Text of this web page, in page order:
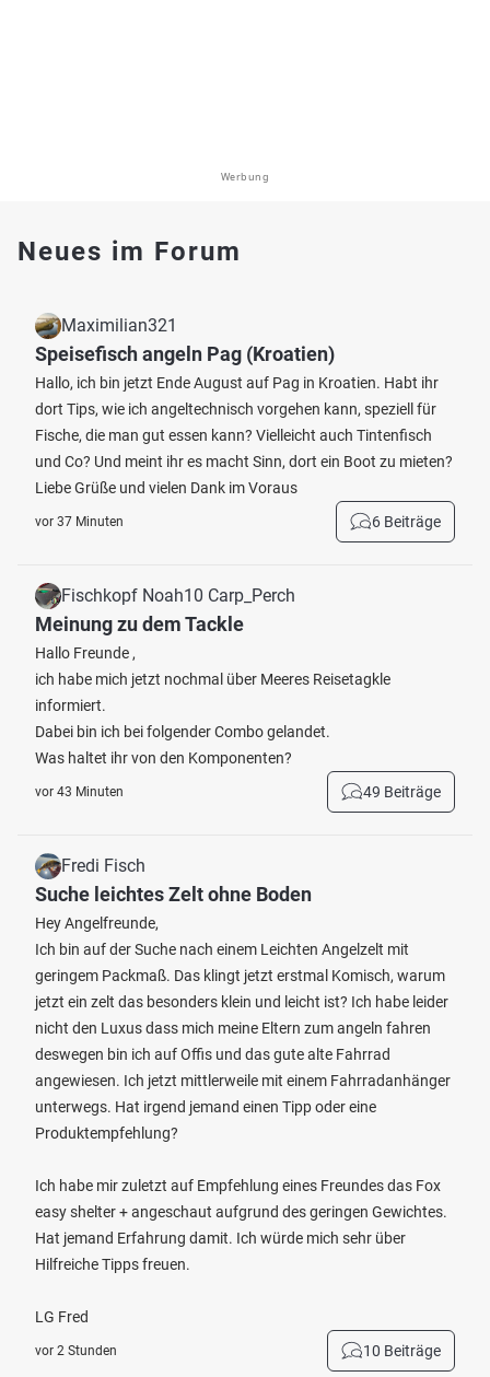
Werbung
Neues im Forum
Maximilian321
Speisefisch angeln Pag (Kroatien)
Hallo, ich bin jetzt Ende August auf Pag in Kroatien. Habt ihr
dort Tips, wie ich angeltechnisch vorgehen kann, speziell für
Fische, die man gut essen kann? Vielleicht auch Tintenfisch
und Co? Und meint ihr es macht Sinn, dort ein Boot zu mieten?
Liebe Grüße und vielen Dank im Voraus
vor 37 Minuten 6 Beiträge
Fischkopf Noah10 Carp_Perch
Meinung zu dem Tackle
Hallo Freunde ,
ich habe mich jetzt nochmal über Meeres Reisetagkle
informiert.
Dabei bin ich bei folgender Combo gelandet.
Was haltet ihr von den Komponenten?
vor 43 Minuten 49 Beiträge
Fredi Fisch
Suche leichtes Zelt ohne Boden
Hey Angelfreunde,
Ich bin auf der Suche nach einem Leichten Angelzelt mit
geringem Packmaß. Das klingt jetzt erstmal Komisch, warum
jetzt ein zelt das besonders klein und leicht ist? Ich habe leider
nicht den Luxus dass mich meine Eltern zum angeln fahren
deswegen bin ich auf Offis und das gute alte Fahrrad
angewiesen. Ich jetzt mittlerweile mit einem Fahrradanhänger
unterwegs. Hat irgend jemand einen Tipp oder eine
Produktempfehlung?
Ich habe mir zuletzt auf Empfehlung eines Freundes das Fox
easy shelter + angeschaut aufgrund des geringen Gewichtes.
Hat jemand Erfahrung damit. Ich würde mich sehr über
Hilfreiche Tipps freuen.
LG Fred
vor 2 Stunden 10 Beiträge